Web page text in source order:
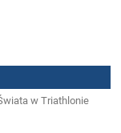
w Triathlonie